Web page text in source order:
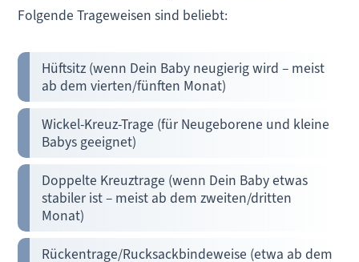
Folgende Trageweisen sind beliebt:
Hüftsitz (wenn Dein Baby neugierig wird – meist
ab dem vierten/fünften Monat)
Wickel-Kreuz-Trage (für Neugeborene und kleine
Babys geeignet)
Doppelte Kreuztrage (wenn Dein Baby etwas
stabiler ist – meist ab dem zweiten/dritten
Monat)
Rückentrage/Rucksackbindeweise (etwa ab dem